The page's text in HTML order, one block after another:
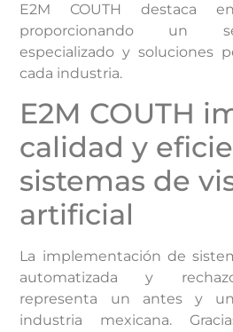
E2M COUTH destaca
proporcionando un
especializado y soluciones
cada industria.
E2M COUTH
calidad y
sistemas de
artificial
La implementación de
automatizada y
representa un antes y
industria mexicana.